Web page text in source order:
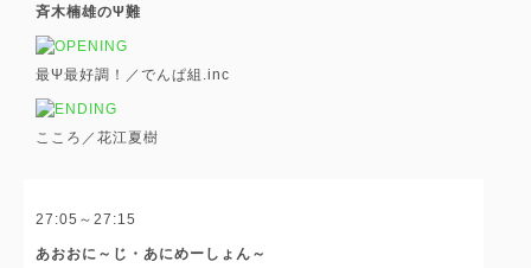
斉木楠雄のΨ難
最Ψ最好調！／でんぱ組.inc
こころ／花江夏樹
27:05～27:15
あおおに～じ・あにめーしょん～